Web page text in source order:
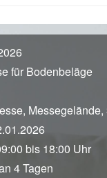
für Bodenbeläge
bis 18:00 Uhr
4 Tagen